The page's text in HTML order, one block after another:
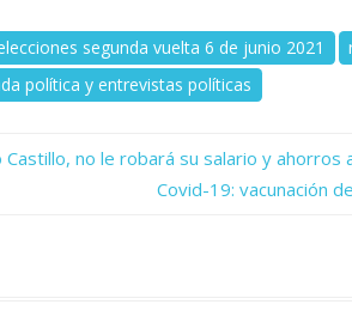
segunda vuelta 6 de junio 2021
política y entrevistas políticas
Castillo, no le robará su salario y ahorros
Next
Covid-19: vacunación